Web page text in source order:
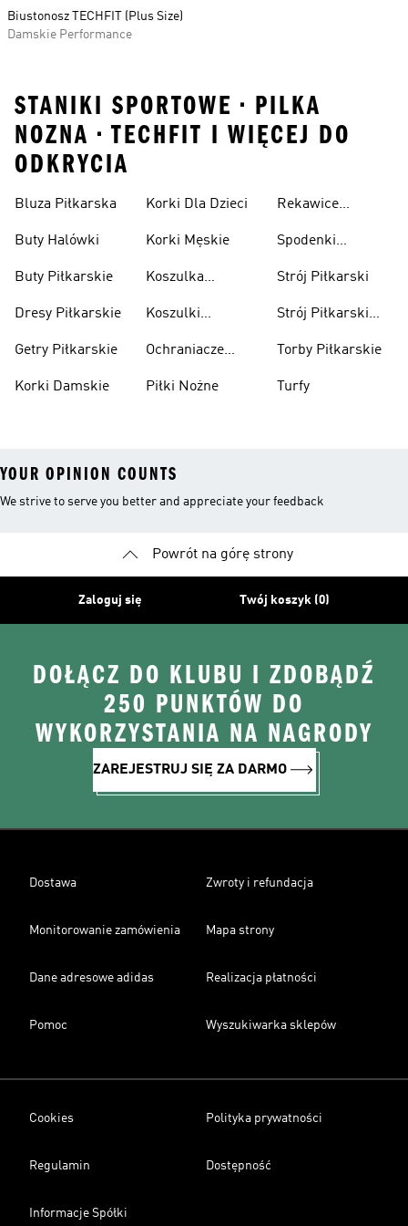
Biustonosz TECHFIT (Plus Size)
Damskie Performance
STANIKI SPORTOWE • PILKA
NOZNA • TECHFIT I WIĘCEJ DO
ODKRYCIA
Bluza Piłkarska
Buty Halówki
Buty Piłkarskie
Dresy Piłkarskie
Getry Piłkarskie
Korki Damskie
Korki Dla Dzieci
Korki Męskie
Koszulka
Koszulki
Dzieci
Ochraniacze
Piłki Nożne
Rekawice
Spodenki
Strój Piłkarski
Strój Piłkarski
Torby Piłkarskie
Turfy
YOUR OPINION COUNTS
We strive to serve you better and appreciate your feedback
Powrót na górę strony
Zaloguj się Twój koszyk (0)
DOŁĄCZ DO KLUBU I ZDOBĄDŹ
250 PUNKTÓW DO
WYKORZYSTANIA NA NAGRODY
ZAREJESTRUJ SIĘ ZA DARMO
Dostawa Zwroty i refundacja
Monitorowanie zamówienia Mapa strony
Dane adresowe adidas Realizacja płatności
Pomoc Wyszukiwarka sklepów
Cookies Polityka prywatności
Regulamin Dostępność
Informacje Spółki